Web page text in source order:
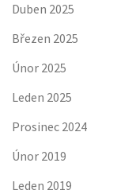
Duben 2025
Březen 2025
Únor 2025
Leden 2025
Prosinec 2024
Únor 2019
Leden 2019